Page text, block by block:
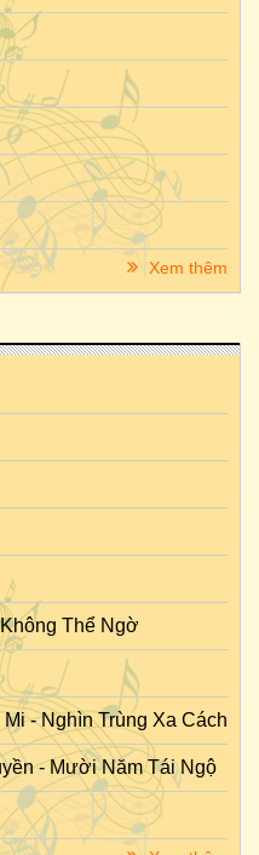
Xem thêm
Thể Ngờ
- Nghìn Trùng Xa Cách
- Mười Năm Tái Ngộ